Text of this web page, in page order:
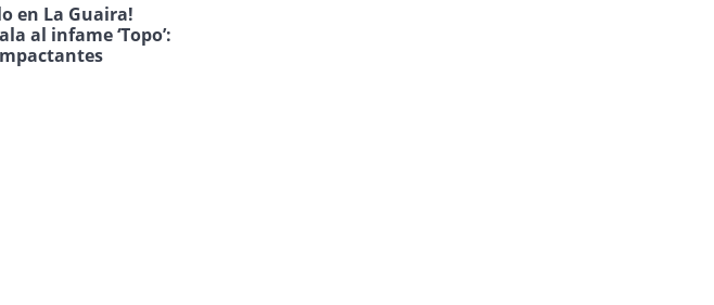
en La Guaira!
al infame ‘Topo’: